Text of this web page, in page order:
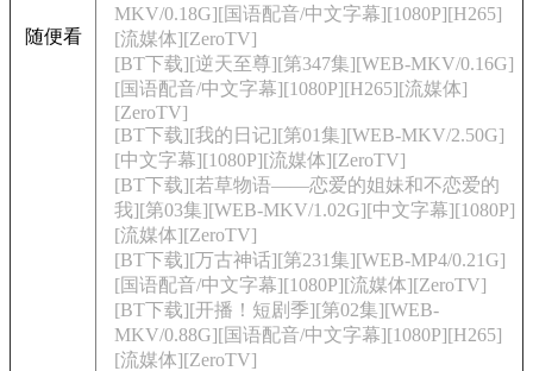
随便看
MKV/0.18G][国语配音/中文字幕][1080P][H265]
[流媒体][ZeroTV]
[BT下载][逆天至尊][第347集][WEB-MKV/0.16G]
[国语配音/中文字幕][1080P][H265][流媒体]
[ZeroTV]
[BT下载][我的日记][第01集][WEB-MKV/2.50G]
[中文字幕][1080P][流媒体][ZeroTV]
[BT下载][若草物语——恋爱的姐妹和不恋爱的
我][第03集][WEB-MKV/1.02G][中文字幕][1080P]
[流媒体][ZeroTV]
[BT下载][万古神话][第231集][WEB-MP4/0.21G]
[国语配音/中文字幕][1080P][流媒体][ZeroTV]
[BT下载][开播！短剧季][第02集][WEB-
MKV/0.88G][国语配音/中文字幕][1080P][H265]
[流媒体][ZeroTV]